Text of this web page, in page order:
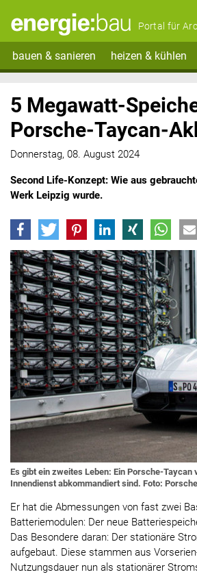
Portal für
bauen & sanieren heizen & kühlen
5 Megawatt-
Porsche-Taycan-
Donnerstag, 08. August 2024
Second Life-Konzept: Wie aus
Werk Leipzig wurde.
Es gibt ein zweites Leben: Ein Porsche-
Innendienst abkommandiert sind. Foto: Porsche
Er hat die Abmessungen von fast zwei
Batteriemodulen: Der neue
Das Besondere daran: Der stationäre
aufgebaut. Diese stammen aus
Nutzungsdauer nun als stationärer